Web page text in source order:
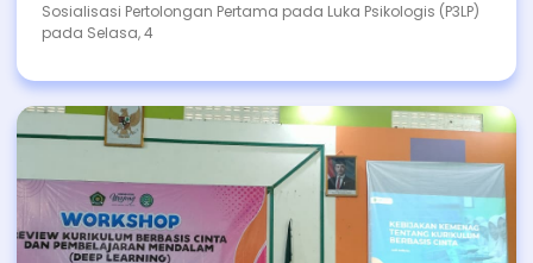
Sosialisasi Pertolongan Pertama pada Luka Psikologis (P3LP)
pada Selasa, 4